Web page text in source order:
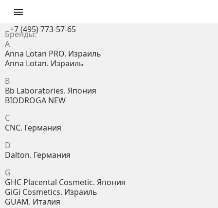

+7 (495) 773-57-65
Бренды:
A
Anna Lotan PRO. Израиль
Anna Lotan. Израиль
B
Bb Laboratories. Япония
BIODROGA NEW
C
CNC. Германия
D
Dalton. Германия
G
GHC Placental Cosmetic. Япония
GiGi Cosmetics. Израиль
GUAM. Италия